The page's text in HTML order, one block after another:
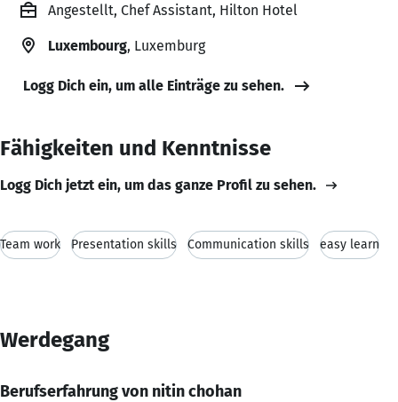
Angestellt, Chef Assistant, Hilton Hotel
Luxembourg, Luxemburg
Logg Dich ein, um alle Einträge zu sehen.
Fähigkeiten und Kenntnisse
Logg Dich jetzt ein, um das ganze Profil zu sehen.
Team work Presentation skills Communication skills easy learn
Werdegang
Berufserfahrung von nitin chohan